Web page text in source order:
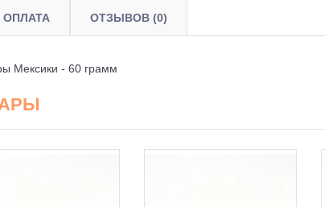
ОПЛАТА ОТЗЫВОВ (0)
Мексики - 60 грамм